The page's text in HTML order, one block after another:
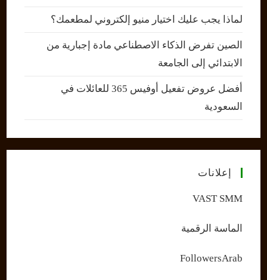
لماذا يجب عليك اختيار منيو إلكتروني لمطعمك؟
الصين تفرض الذكاء الاصطناعي مادة إجبارية من
الابتدائي إلى الجامعة
أفضل عروض تفعيل أوفيس 365 للعائلات في
السعودية
إعلانات
VAST SMM
الماسة الرقمية
FollowersArab